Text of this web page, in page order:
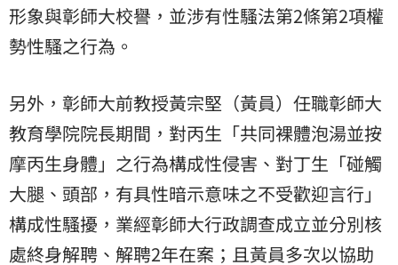
形象與彰師大校譽，並涉有性騷法第2條第2項權
勢性騷之行為。
另外，彰師大前教授黃宗堅（黃員）任職彰師大
教育學院院長期間，對丙生「共同裸體泡湯並按
摩丙生身體」之行為構成性侵害、對丁生「碰觸
大腿、頭部，有具性暗示意味之不受歡迎言行」
構成性騷擾，業經彰師大行政調查成立並分別核
處終身解聘、解聘2年在案；且黃員多次以協助